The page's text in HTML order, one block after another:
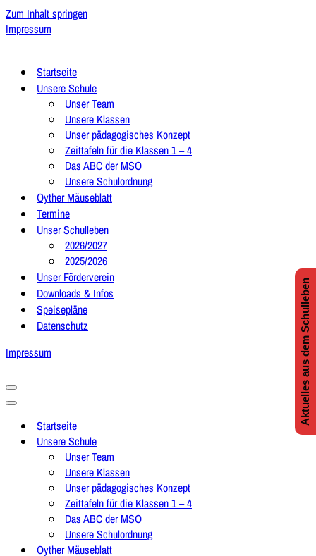
Zum Inhalt springen
Impressum
Startseite
Unsere Schule
Unser Team
Unsere Klassen
Unser pädagogisches Konzept
Zeittafeln für die Klassen 1 – 4
Das ABC der MSO
Unsere Schulordnung
Oyther Mäuseblatt
Termine
Unser Schulleben
2026/2027
2025/2026
Unser Förderverein
Downloads & Infos
Speisepläne
Datenschutz
Impressum
Navigationsmenü
Navigationsmenü
Startseite
Unsere Schule
Unser Team
Unsere Klassen
Unser pädagogisches Konzept
Zeittafeln für die Klassen 1 – 4
Das ABC der MSO
Unsere Schulordnung
Oyther Mäuseblatt
Aktuelles aus dem Schulleben